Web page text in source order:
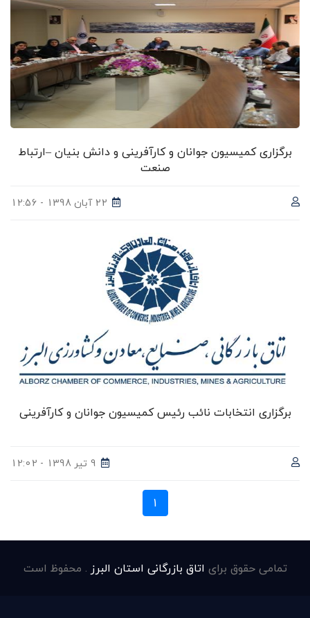
برگزاری کمیسیون جوانان و کارآفرینی و دانش بنیان –ارتباط
صنعت
22 آبان 1398 - 12:56
برگزاری انتخابات نائب رئیس کمیسیون جوانان و کارآفرینی
9 تیر 1398 - 12:02
1
تمامی حقوق برای اتاق بازرگانی استان البرز . محفوظ است